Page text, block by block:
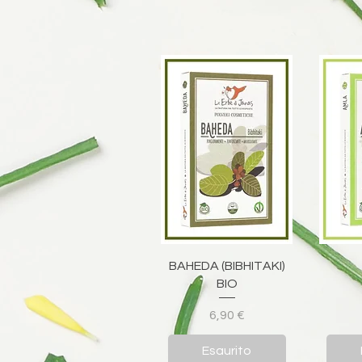
Vista rapida
BAHEDA (BIBHITAKI)
BIO
Prezzo
6,90 €
Esaurito